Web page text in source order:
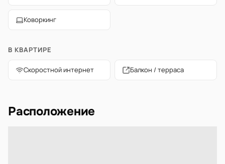
Коворкинг
В КВАРТИРЕ
Скоростной интернет Балкон / терраса
Расположение